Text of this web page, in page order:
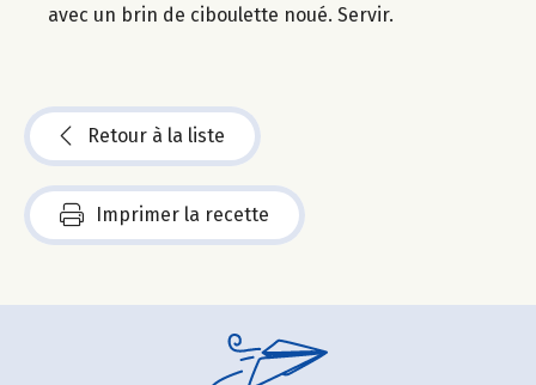
avec un brin de ciboulette noué. Servir.
Retour à la liste
Imprimer la recette